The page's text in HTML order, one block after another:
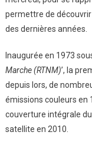
permettre de
des dernières années.
Inaugurée en 1973
Marche (RTNM)’, la
depuis lors, de
émissions couleurs en
couverture intégrale
satellite en 2010.